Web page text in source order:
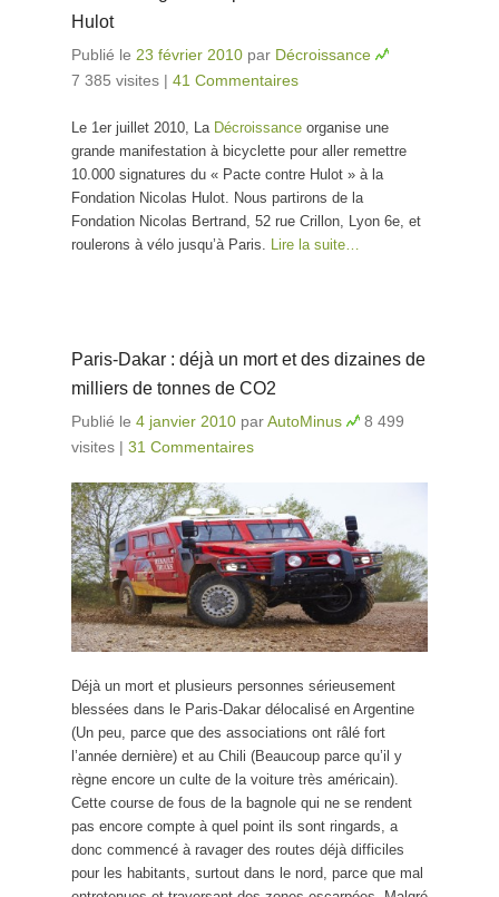
Hulot
Publié le 23 février 2010 par Décroissance
7 385 visites | 41 Commentaires
Le 1er juillet 2010, La Décroissance organise une
grande manifestation à bicyclette pour aller remettre
10.000 signatures du « Pacte contre Hulot » à la
Fondation Nicolas Hulot. Nous partirons de la
Fondation Nicolas Bertrand, 52 rue Crillon, Lyon 6e, et
roulerons à vélo jusqu’à Paris. Lire la suite…
Paris-Dakar : déjà un mort et des dizaines de
milliers de tonnes de CO2
Publié le 4 janvier 2010 parAutoMinus
8 499
visites | 31 Commentaires
Déjà un mort et plusieurs personnes sérieusement
blessées dans le Paris-Dakar délocalisé en Argentine
(Un peu, parce que des associations ont râlé fort
l’année dernière) et au Chili (Beaucoup parce qu’il y
règne encore un culte de la voiture très américain).
Cette course de fous de la bagnole qui ne se rendent
pas encore compte à quel point ils sont ringards, a
donc commencé à ravager des routes déjà difficiles
pour les habitants, surtout dans le nord, parce que mal